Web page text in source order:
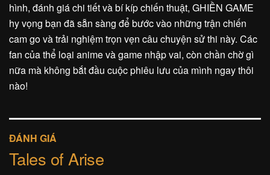
hình, đánh giá chi tiết và bí kíp chiến thuật, GHIỀN GAME
hy vọng bạn đã sẵn sàng để bước vào những trận chiến
cam go và trải nghiệm trọn vẹn câu chuyện sử thi này. Các
fan của thể loại anime và game nhập vai, còn chần chờ gì
nữa mà không bắt đầu cuộc phiêu lưu của mình ngay thôi
nào!
ĐÁNH GIÁ
Tales of Arise